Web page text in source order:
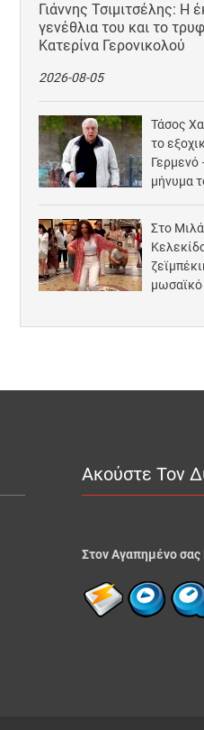
Γιάννης Τσιμιτσέλης: Η
γενέθλια του και το
Κατερίνα Γερονικολού
2026-08-05
Τάσος
το
Γερμενό
μήνυμα
Στο
μωσαϊκό
Ακούστε Τον
Στον Αγαπημένο σας